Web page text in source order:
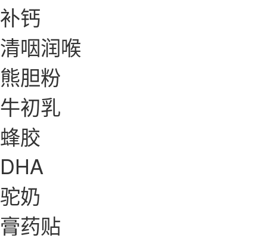
补钙
清咽润喉
熊胆粉
牛初乳
蜂胶
DHA
驼奶
膏药贴